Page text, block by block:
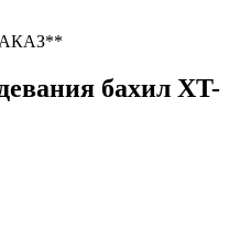
бахил XT-